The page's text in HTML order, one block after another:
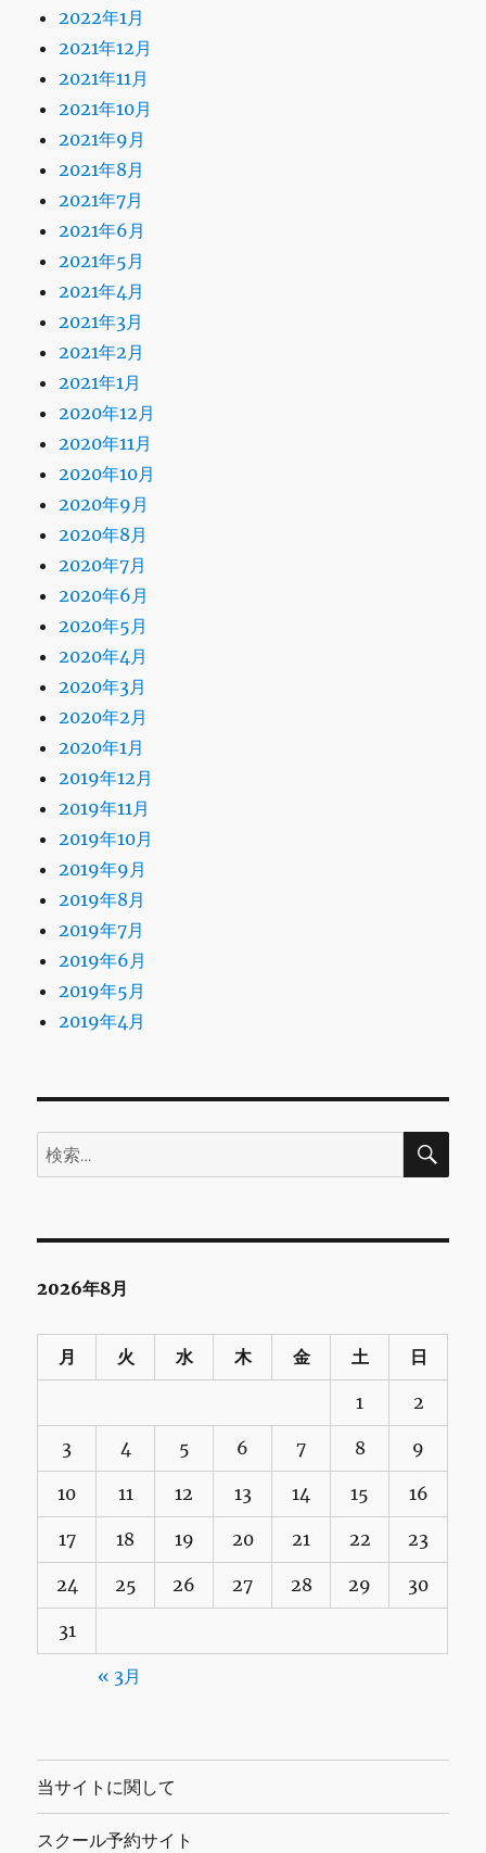
2022年1月
2021年12月
2021年11月
2021年10月
2021年9月
2021年8月
2021年7月
2021年6月
2021年5月
2021年4月
2021年3月
2021年2月
2021年1月
2020年12月
2020年11月
2020年10月
2020年9月
2020年8月
2020年7月
2020年6月
2020年5月
2020年4月
2020年3月
2020年2月
2020年1月
2019年12月
2019年11月
2019年10月
2019年9月
2019年8月
2019年7月
2019年6月
2019年5月
2019年4月
検
索:
検
2026年8月
月 火 水 木 金 土 日
1 2
3 4 5 6 7 8 9
10 11 12 13 14 15 16
17 18 19 20 21 22 23
24 25 26 27 28 29 30
31
« 3月
当サイトに関して
スクール予約サイト